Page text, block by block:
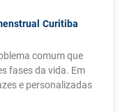
Curitiba
comum que
fases da vida. Em
e personalizadas